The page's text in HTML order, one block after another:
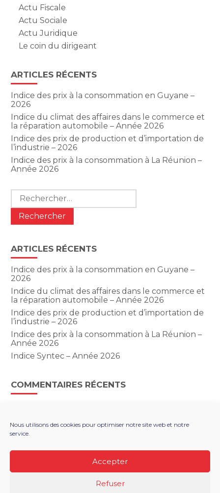
Nous utilisons des cookies pour optimiser notre site web et notre
service.
Accepter
Refuser
Actu Fiscale
Actu Sociale
Actu Juridique
Le coin du dirigeant
ARTICLES RÉCENTS
Indice des prix à la consommation en Guyane –
2026
Indice du climat des affaires dans le commerce et
la réparation automobile – Année 2026
Indice des prix de production et d’importation de
l’industrie – 2026
Indice des prix à la consommation à La Réunion –
Année 2026
Rechercher :
ARTICLES RÉCENTS
Indice des prix à la consommation en Guyane –
2026
Indice du climat des affaires dans le commerce et
la réparation automobile – Année 2026
Indice des prix de production et d’importation de
l’industrie – 2026
Indice des prix à la consommation à La Réunion –
Année 2026
Indice Syntec – Année 2026
COMMENTAIRES RÉCENTS
Principale
NOS SOLUTIONS NUMÉRIQUES
RECRUTEMENT
CONTACT